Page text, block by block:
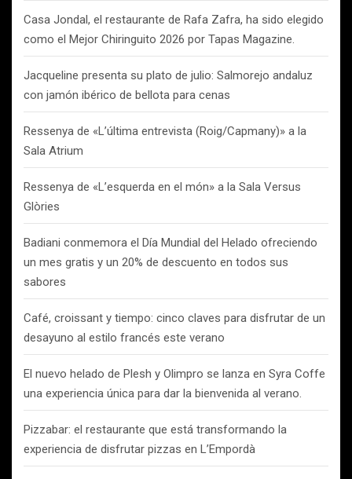
Casa Jondal, el restaurante de Rafa Zafra, ha sido elegido
como el Mejor Chiringuito 2026 por Tapas Magazine.
Jacqueline presenta su plato de julio: Salmorejo andaluz
con jamón ibérico de bellota para cenas
Ressenya de «L’última entrevista (Roig/Capmany)» a la
Sala Atrium
Ressenya de «L’esquerda en el món» a la Sala Versus
Glòries
Badiani conmemora el Día Mundial del Helado ofreciendo
un mes gratis y un 20% de descuento en todos sus
sabores
Café, croissant y tiempo: cinco claves para disfrutar de un
desayuno al estilo francés este verano
El nuevo helado de Plesh y Olimpro se lanza en Syra Coffe
una experiencia única para dar la bienvenida al verano.
Pizzabar: el restaurante que está transformando la
experiencia de disfrutar pizzas en L’Empordà